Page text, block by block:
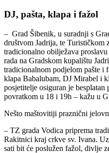
DJ, pašta, klapa i fažol
– Grad Šibenik, u suradnji s
društvom Jadrija, te Turističkom
tradicionalno obilježava
rada na Gradskom kupalištu
tradicionalnom podjelom pašte i
klapa Babalubam, DJ Mirabel i
posjetitelje osiguran je
povratkom u 18 i 19h – kažu u
Nešto maštovitiji praznični
– TZ grada Vodica priprema
Rakitnici kraj crkve sv. Ivana.
sati bit će poslužen fažol, divlje